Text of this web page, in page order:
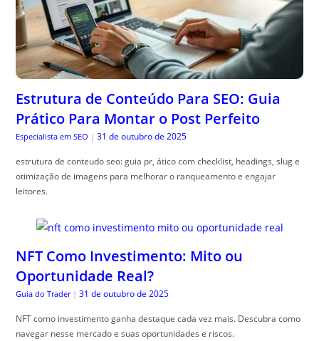
Estrutura de Conteúdo Para SEO: Guia
Prático Para Montar o Post Perfeito
Especialista em SEO | 31 de outubro de 2025
estrutura de conteudo seo: guia pr, ático com checklist, headings, slug e
otimização de imagens para melhorar o ranqueamento e engajar
leitores.
NFT Como Investimento: Mito ou
Oportunidade Real?
Guia do Trader | 31 de outubro de 2025
NFT como investimento ganha destaque cada vez mais. Descubra como
navegar nesse mercado e suas oportunidades e riscos.